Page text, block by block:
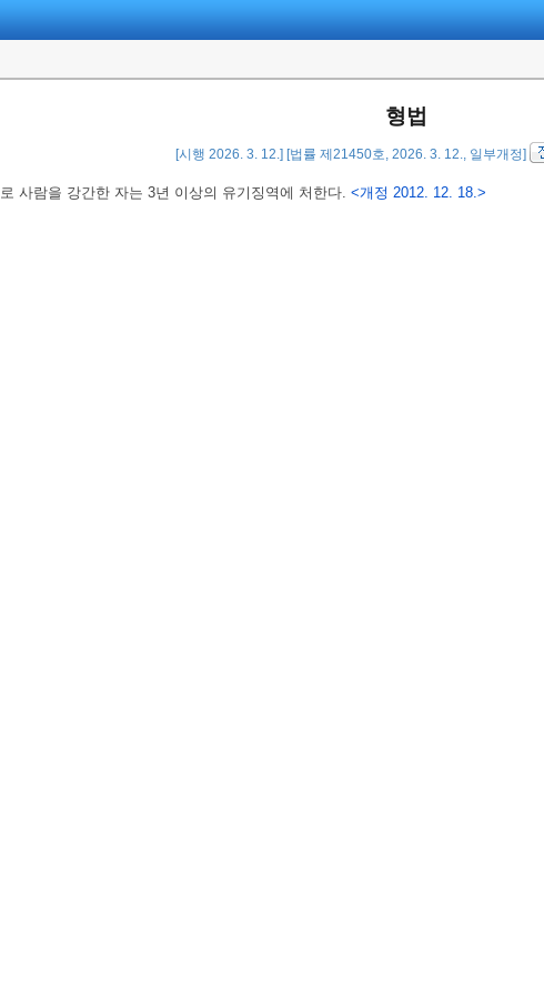
형법
[시행 2026. 3. 12.] [법률 제21450호, 2026. 3. 12., 일부개정]
사람을 강간한 자는 3년 이상의 유기징역에 처한다. <개정 2012. 12. 18.>